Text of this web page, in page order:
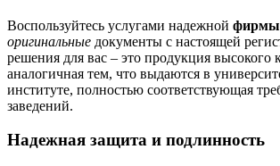
Воспользуйтесь услугами надежной фирмы
оригинальные документы с настоящей
решения для вас – это продукция высокого
аналогичная тем, что выдаются в
институте, полностью соответствующая
заведений.
Надежная защита и подлинность